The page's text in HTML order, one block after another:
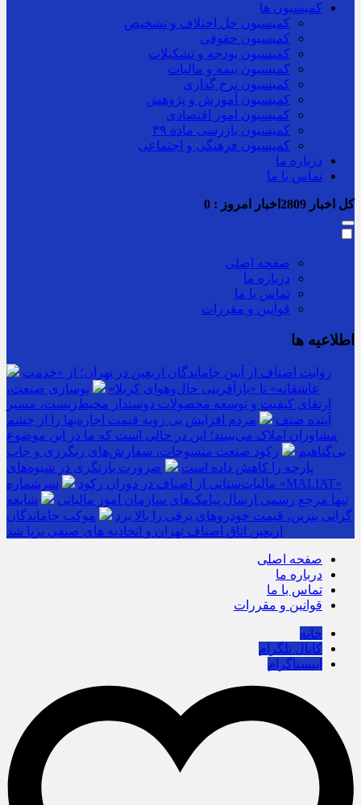
کمیسیون ها
کمیسیون حل اختلاف و تشخیص
کمیسیون حقوقی
کمیسیون بودجه و تشکیلات
کمیسیون بیمه و مالیات
کمیسیون نرخ گذاری
کمیسیون آموزش و پژوهش
کمیسیون امور اقتصادی
کمیسیون بازرسی ماده ۳۹
کمیسیون فرهنگی و اجتماعی
درباره ما
تماس با ما
کل اخبار اخبار امروز : 0
صفحه اصلی
درباره ما
تماس با ما
قوانین و مقررات
اطلاعیه ها
روایت اصناف از آیین جاماندگان اربعین در تهران؛ از «خدمت
عاشقانه» تا «بازآفرینی حال‌وهوای کربلا»
نوسازی صنعت،
ارتقای کیفیت و توسعه محصولات دوستدار محیط‌زیست، مسیر
آینده صنف
مردم افزایش بی رویه قیمت اجاره‌بها را از چشم
مشاوران املاک می‌بینند؛ این در حالی است که ما در این موضوع
بی‌گناهیم
رکود صنعت منسوجات، سفارش‌های رنگرزی و چاپ
پارچه را کاهش داده است
ضرورت بازنگری در شیوه‌های
مالیات‌ستانی از اصناف در دوران رکود
سرشماره «MALIAT»
تنها مرجع رسمی ارسال پیامک‌های سازمان امور مالیاتی
شایعه
گرانی بنزین، قیمت خودروهای برقی را بالا برد
موکب جاماندگان
اربعین اتاق اصناف تهران و اتحادیه های صنفی برپا شد
صفحه اصلی
درباره ما
تماس با ما
قوانین و مقررات
خانه
کانال تلگرام
اینستاگرام